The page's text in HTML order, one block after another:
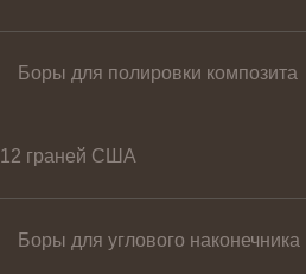
Боры для полировки композита
12 граней США
Боры для углового наконечника